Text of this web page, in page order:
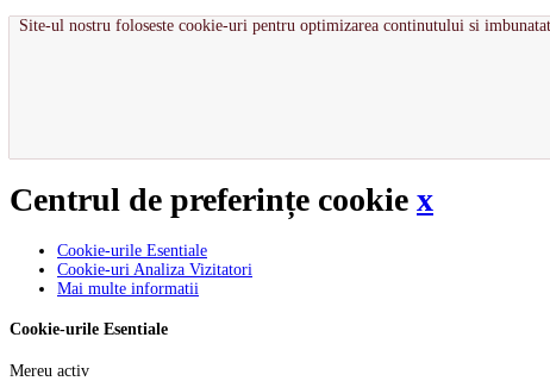
Site-ul nostru foloseste cookie-uri pentru optimizarea continutului si
Centrul de preferințe cookie x
Cookie-urile Esentiale
Cookie-uri Analiza Vizitatori
Mai multe informatii
Cookie-urile Esentiale
Mereu activ